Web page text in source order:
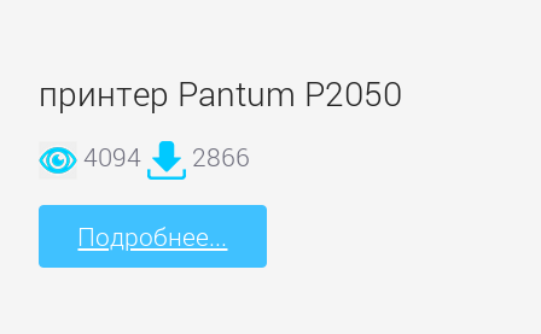
принтер Pantum P2050
4094 2866
Подробнее...